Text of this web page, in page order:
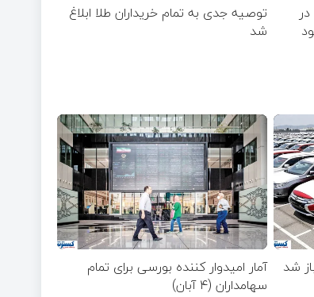
توصیه جدی به تمام خریداران طلا ابلاغ
شد
شد
آمار امیدوار کننده بورسی برای تمام
سهامداران (۴ آبان)